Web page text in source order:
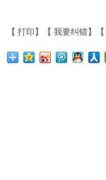
【 打印 】【 我要纠错】【